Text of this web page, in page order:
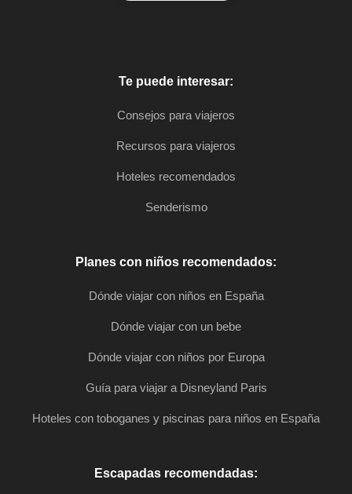
Te puede interesar:
Consejos para viajeros
Recursos para viajeros
Hoteles recomendados
Senderismo
Planes con niños recomendados:
Dónde viajar con niños en España
Dónde viajar con un bebe
Dónde viajar con niños por Europa
Guía para viajar a Disneyland Paris
Hoteles con toboganes y piscinas para niños en España
Escapadas recomendadas: